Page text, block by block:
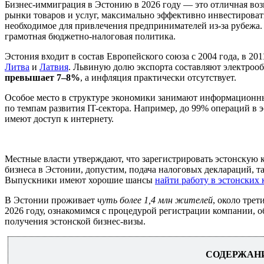
Бизнес-иммиграция в Эстонию в 2026 году — это отличная
рынки товаров и услуг, максимально эффективно
необходимое для привлечения предпринимателей из-за
грамотная бюджетно-налоговая политика.
Эстония входит в состав Европейского союза с 2004 года, в
Литва и Латвия. Львиную долю экспорта составляют
превышает 7–8%, а инфляция практически отсутствует.
Особое место в структуре экономики занимают
по темпам развития IT-сектора. Например, до 99% операций в
имеют доступ к интернету.
Местные власти утверждают, что зарегистрировать
бизнеса в Эстонии, допустим, подача налоговых деклараций,
Выпускники имеют хорошие шансы найти работу в эстонских
В Эстонии проживает чуть более 1,4 млн жителей, около
2026 году, ознакомимся с процедурой регистрации компании,
получения эстонской бизнес-визы.